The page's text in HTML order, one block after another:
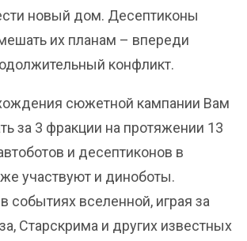
новый дом. Десептиконы
их планам – впереди
конфликт.
сюжетной кампании Вам
за 3 фракции на протяжении 13
и десептиконов в
участвуют и диноботы.
событиях вселенной, играя за
Старскрима и других известных